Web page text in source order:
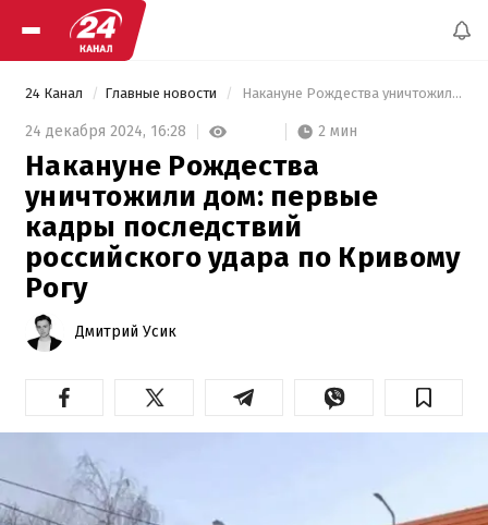
24 Канал Главные новости Накануне Рождества уничтожили дом: первые кадры последствий российского удара по Кривому Рогу
24 декабря 2024, 16:28 2 мин
Накануне Рождества
уничтожили дом: первые
кадры последствий
российского удара по Кривому
Рогу
Дмитрий Усик